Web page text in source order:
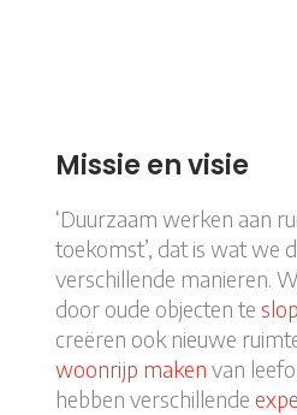
Missie en visie
‘Duurzaam werken aan
toekomst’, dat is wat we
verschillende manieren.
door oude objecten te
creëren ook nieuwe
woonrijp maken van
hebben verschillende